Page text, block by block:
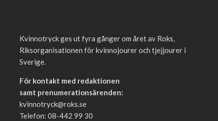
Kvinnotryck ges ut fyra gånger om året av Roks,
Riksorganisationen för kvinnojourer och tjejjourer i
Sverige.
För kontakt med redaktionen
samt prenumerationsärenden:
kvinnotryck@roks.se
Telefon: 08-442 99 30